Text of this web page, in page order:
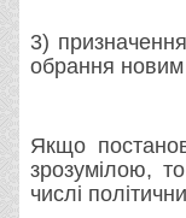
3)
обрання
Якщо
зрозумілою,
числі